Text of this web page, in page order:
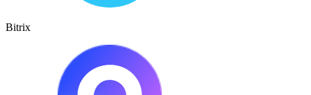
Bitrix